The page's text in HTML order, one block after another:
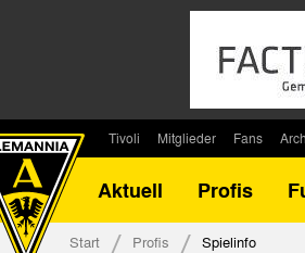
Tivoli
Stadionsprecher
Mitglieder
Kontakt
Fans
Fanbeirat
Aktuell
Profis
Start Profis Spielinfo